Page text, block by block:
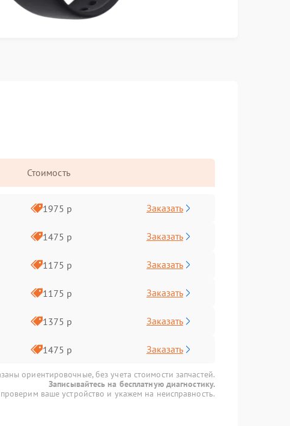
Стоимость
1975 р Заказать
1475 р Заказать
1175 р Заказать
1175 р Заказать
1375 р Заказать
1475 р Заказать
ориентировочные, без учета стоимости запчастей.
Записывайтесь на бесплатную диагностику.
ваше устройство и укажем на неисправность.